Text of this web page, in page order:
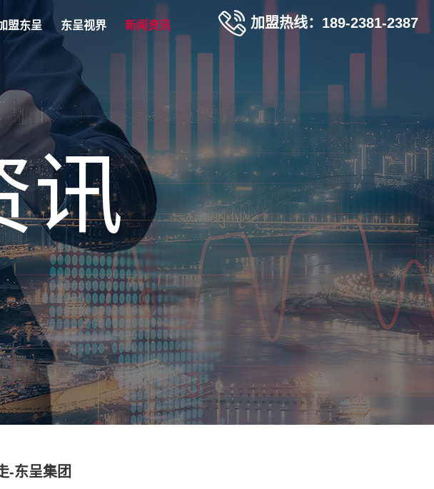
盟东呈 东呈视界 新闻资讯 加盟热线：189-2381-2387
-东呈集团